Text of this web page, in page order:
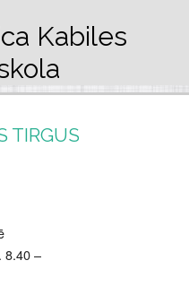
Kabiles
TIRGUS
8.40 –